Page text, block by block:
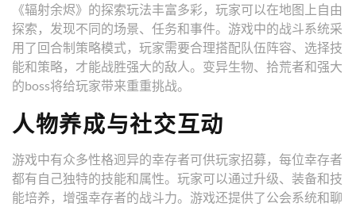
《辐射余烬》的探索玩法丰富多彩，玩家可以在地图上自由
探索，发现不同的场景、任务和事件。游戏中的战斗系统采
用了回合制策略模式，玩家需要合理搭配队伍阵容、选择技
能和策略，才能战胜强大的敌人。变异生物、拾荒者和强大
的boss将给玩家带来重重挑战。
人物养成与社交互动
游戏中有众多性格迥异的幸存者可供玩家招募，每位幸存者
都有自己独特的技能和属性。玩家可以通过升级、装备和技
能培养，增强幸存者的战斗力。游戏还提供了公会系统和聊